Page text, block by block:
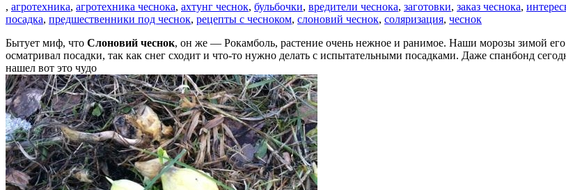
, агротехника, агротехника чеснока, ахтунг чеснок, бульбочки, вредители чеснока, заготовки, заказ чеснока,
посадка, предшественники под чеснок, рецепты с чесноком, слоновий чеснок, соляризация, чеснок
Бытует миф, что Слоновий чеснок, он же — Рокамболь, растение очень нежное и ранимое. Наши морозы зимой
осматривал посадки, так как снег сходит и что-то нужно делать с испытательными посадками. Даже спанбонд
нашел вот это чудо